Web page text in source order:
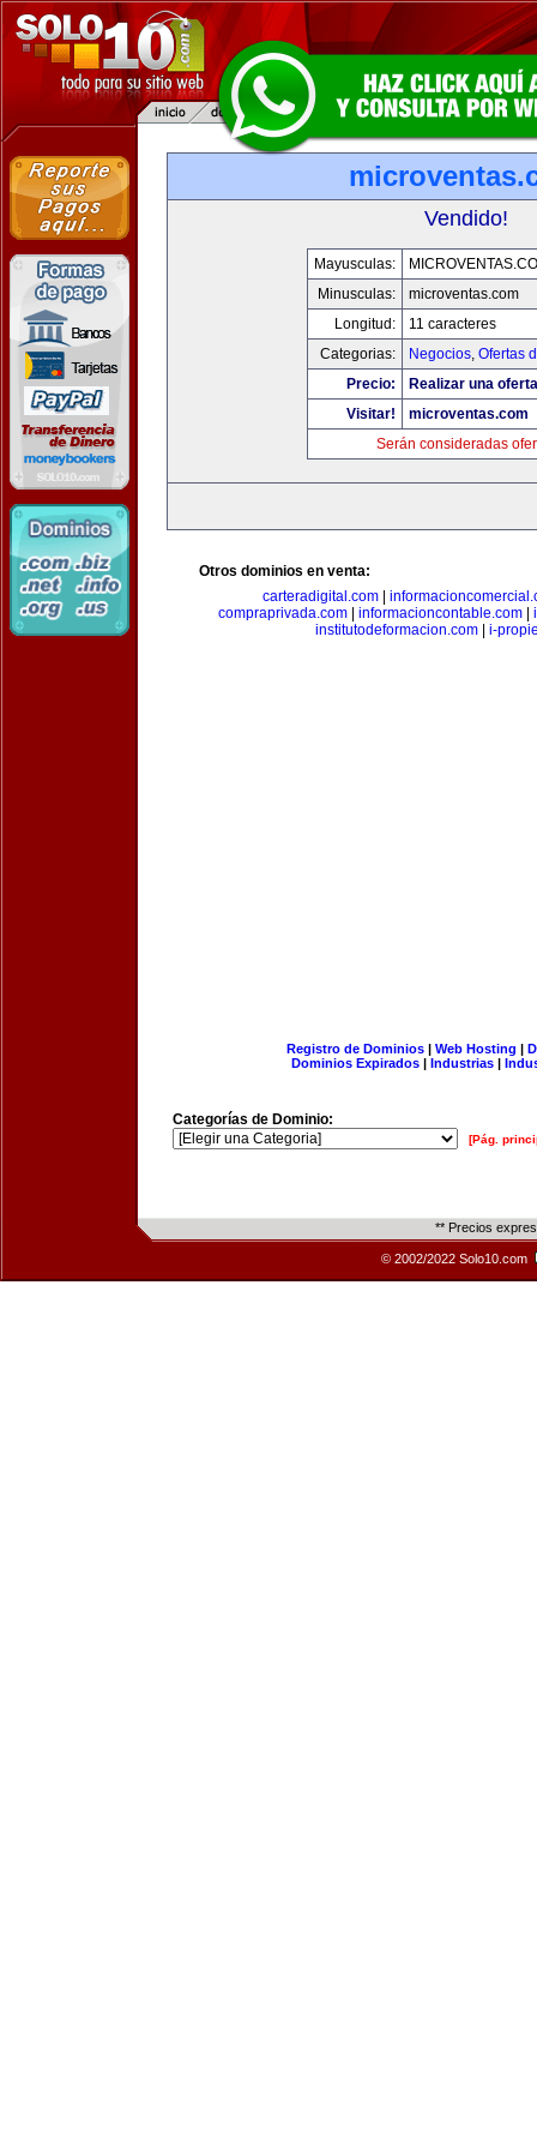
Vendido!
Mayusculas:
Minusculas:
microventas.com
Longitud:
11 caracteres
Categorias:
Negocios, Ofertas
Precio:
Realizar una
Visitar!
microventas.com
Serán consideradas
Otros dominios en venta:
carteradigital.com
compraprivada.com
informacioncontable.com
institutodeformacion.com| i-
Registro de Dominios| Web Hosting |
Dominios Expirados | Industrias |
Categorías de Dominio:
[Pág.
** Precios
© 2002/2022 Solo10.com